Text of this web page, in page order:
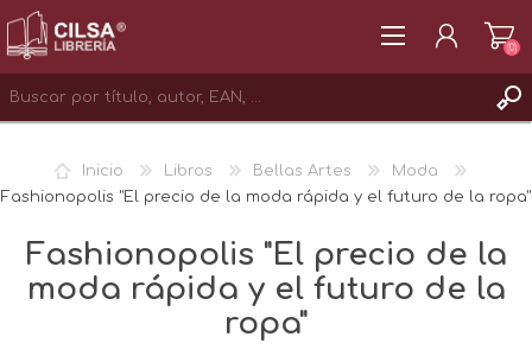
INICIAR SESIÓN
(0)
Inicio Libros Bellas Artes
Moda
Fashionopolis "El precio de la moda rápida y el futuro de la ropa"
Fashionopolis "El precio de la
moda rápida y el futuro de la
ropa"